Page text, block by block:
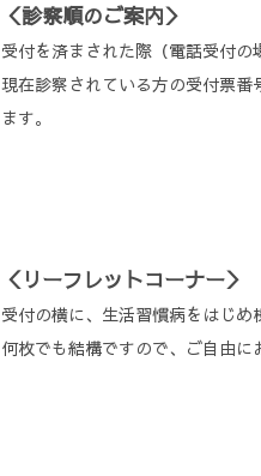
＜診察順のご案内＞
受付を済まされた際（電話受付
現在診察されている方の受付票
ます。
＜リーフレットコーナー＞
受付の横に、生活習慣病をはじめ
何枚でも結構ですので、ご自由に